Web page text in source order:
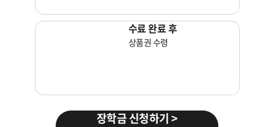
수료 완료 후
상품권 수령
장학금 신청하기 >